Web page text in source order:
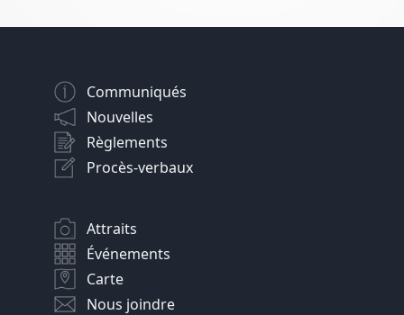
Communiqués
Nouvelles
Règlements
Procès-verbaux
Attraits
Événements
Carte
Nous joindre